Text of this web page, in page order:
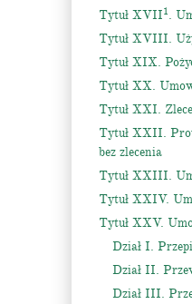
Tytuł XVII1.
Tytuł XVIII.
Tytuł XIX.
Tytuł XX.
Tytuł XXI.
Tytuł XXII.
bez zlecenia
Tytuł XXIII.
Tytuł XXIV.
Tytuł XXV.
Dział I.
Dział II.
Dział III.